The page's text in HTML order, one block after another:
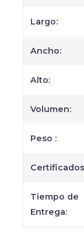
Largo:
Ancho:
Alto:
Volumen:
Peso :
Tiempo de
Entrega: